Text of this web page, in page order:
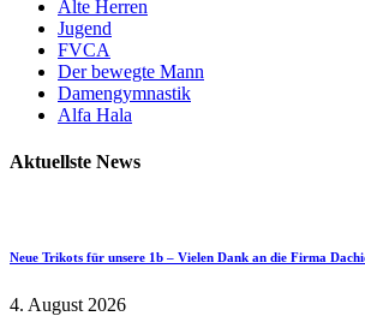
Alte Herren
Jugend
FVCA
Der bewegte Mann
Damengymnastik
Alfa Hala
Aktuellste News
Neue Trikots für unsere 1b – Vielen Dank an die Firma
4. August 2026